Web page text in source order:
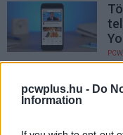
pcwplus.hu - Do
Information